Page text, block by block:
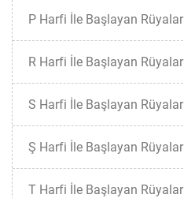
P Harfi İle Başlayan Rüyalar
R Harfi İle Başlayan Rüyalar
S Harfi İle Başlayan Rüyalar
Ş Harfi İle Başlayan Rüyalar
T Harfi İle Başlayan Rüyalar